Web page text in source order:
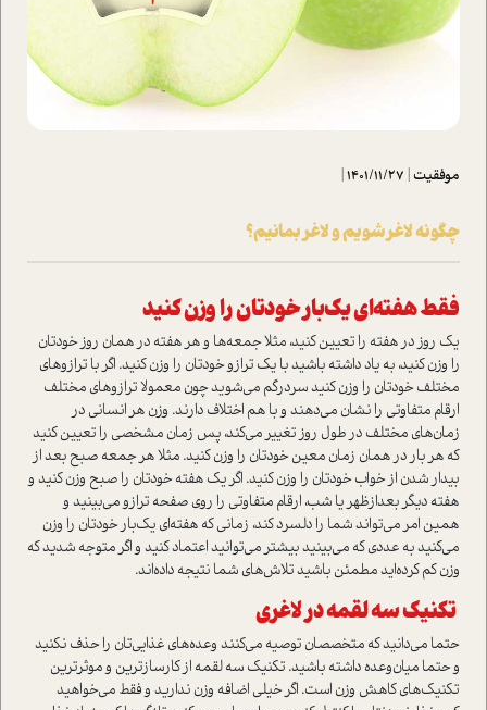
موفقیت|
1401/11/27
|
چگونه لاغر شویم و لاغر بمانیم؟
فقط هفته‌ای یک‌بار خودتان را وزن کنید
یک روز در هفته را تعیین کنید، مثلا جمعه‌ها و هر هفته در همان روز خودتان
را وزن کنید، به یاد داشته باشید با یک ترازو خودتان را وزن کنید. اگر با ترازوهای
مختلف خودتان را وزن کنید سردرگم می‌شوید چون معمولا ترازوهای مختلف
ارقام متفاوتی را نشان می‌دهند و با هم اختلاف دارند. وزن هر انسانی در
زمان‌های مختلف در طول روز تغییر می‌کند، پس زمان مشخصی را تعیین کنید
که هر بار در همان زمان معین خودتان را وزن کنید. مثلا هر جمعه صبح بعد از
بیدار شدن از خواب خودتان را وزن کنید. اگر یک هفته خودتان را صبح وزن کنید و
هفته دیگر بعد‌از‌ظهر یا شب، ارقام متفاوتی را روی صفحه ترازو می‌بینید و
همین امر می‌تواند شما را دلسرد کند، زمانی که هفته‌ای یک‌بار خودتان را وزن
می‌کنید به عددی که می‌بینید بیشتر می‌توانید اعتماد کنید و اگر متوجه شديد که
وزن کم کرده‌اید مطمئن باشید تلاش‌های شما نتیجه داده‌اند.
تکنیک سه لقمه در لاغری
حتما می‌دانید كه متخصصان توصیه می‌کنند وعده‌های غذایی‌تان را حذف نکنید
و حتما میان‌وعده داشته باشید. تکنیک سه لقمه از کارسازترین و موثرترین
تکنیک‌های کاهش وزن است. اگر خیلی اضافه وزن ندارید و فقط می‌خواهید